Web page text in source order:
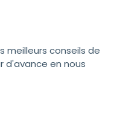
meilleurs conseils de
d'avance en nous